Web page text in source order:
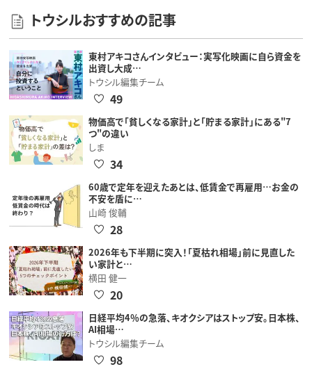
トウシルおすすめの記事
東村アキコさんインタビュー：実写化映画に自ら資金を
出資し大成…
トウシル編集チーム
49
物価高で「貧しくなる家計」と「貯まる家計」にある"7
つ"の違い
しま
34
60歳で定年を迎えたあとは、低賃金で再雇用…お金の
不安を盾に…
山崎 俊輔
28
2026年も下半期に突入！「夏枯れ相場」前に見直した
い家計と…
横田 健一
20
日経平均4％の急落、キオクシアはストップ安。日本株、
AI相場…
トウシル編集チーム
98